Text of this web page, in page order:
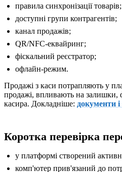
правила синхронізації товарів;
доступні групи контрагентів;
канал продажів;
QR/NFC-еквайринг;
фіскальний реєстратор;
офлайн-режим.
Продажі з каси потрапляють у
продажі, впливають на залишки,
касира. Докладніше: документи
Коротка перевірка
у платформі створений
комп'ютер прив'язаний до